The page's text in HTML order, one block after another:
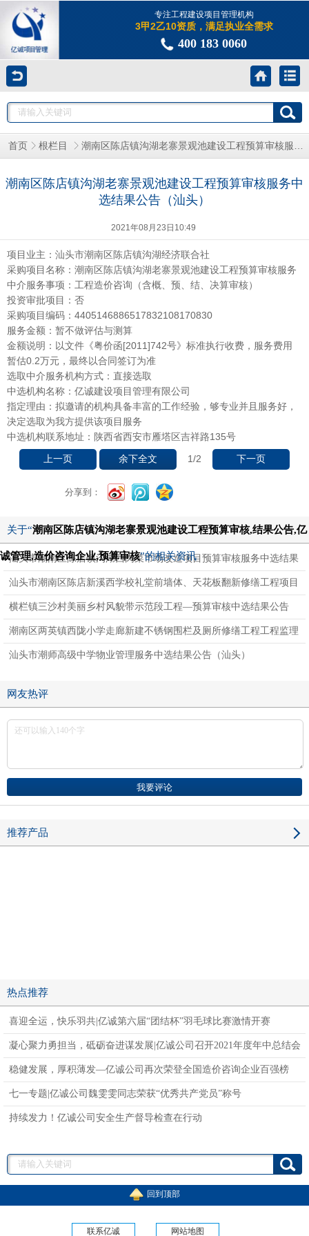
专注工程建设项目管理机构
3甲2乙10资质，满足执业全需求
400 183 0060
首页 根栏目 潮南区陈店镇沟湖老寨景观池建设工程预算审核服务中选结果公告（汕头）
潮南区陈店镇沟湖老寨景观池建设工程预算审核服务中
选结果公告（汕头）
2021年08月23日10:49
项目业主：汕头市潮南区陈店镇沟湖经济联合社
采购项目名称：潮南区陈店镇沟湖老寨景观池建设工程预算审核服务
中介服务事项：工程造价咨询（含概、预、结、决算审核）
投资审批项目：否
采购项目编码：4405146886517832108170830
服务金额：暂不做评估与测算
金额说明：以文件《粤价函[2011]742号》标准执行收费，服务费用
暂估0.2万元，最终以合同签订为准
选取中介服务机构方式：直接选取
中选机构名称：亿诚建设项目管理有限公司
指定理由：拟邀请的机构具备丰富的工作经验，够专业并且服务好，
决定选取为我方提供该项目服务
中选机构联系地址：陕西省西安市雁塔区吉祥路135号
上一页 余下全文 1/2 下一页
分享到：
关于“潮南区陈店镇沟湖老寨景观池建设工程预算审核,结果公告,亿
诚管理,造价咨询企业,预算审核”的相关资讯
汕头市潮南区陈店镇沟湖西肉菜市场改造项目预算审核服务中选结果
公告（汕头）
汕头市潮南区陈店新溪西学校礼堂前墙体、天花板翻新修缮工程项目
中选结果公告（汕头）
横栏镇三沙村美丽乡村风貌带示范段工程—预算审核中选结果公告
（中山）
潮南区两英镇西陇小学走廊新建不锈钢围栏及厕所修缮工程工程监理
中选结果公告（汕头）
汕头市潮师高级中学物业管理服务中选结果公告（汕头）
网友热评
推荐产品
热点推荐
喜迎全运，快乐羽共|亿诚第六届“团结杯”羽毛球比赛激情开赛
凝心聚力勇担当，砥砺奋进谋发展|亿诚公司召开2021年度年中总结会
稳健发展，厚积薄发—亿诚公司再次荣登全国造价咨询企业百强榜
七一专题|亿诚公司魏雯雯同志荣获“优秀共产党员”称号
持续发力！亿诚公司安全生产督导检查在行动
回到顶部
联系亿诚 网站地图